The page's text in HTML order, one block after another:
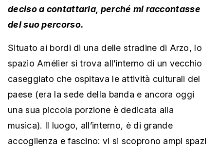
deciso a contattarla, perché mi raccontasse
del suo percorso.
Situato ai bordi di una delle stradine di Arzo, lo
spazio Amélier si trova all’interno di un vecchio
caseggiato che ospitava le attività culturali del
paese (era la sede della banda e ancora oggi
una sua piccola porzione è dedicata alla
musica). Il luogo, all’interno, è di grande
accoglienza e fascino: vi si scoprono ampi spazi